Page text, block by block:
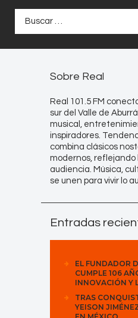
Sobre Real
Real 101.5 FM
sur del Valle de
musical,
inspiradores.
combina clásicos
modernos, reflejando
audiencia. Música,
se unen para vivir lo
Entradas
EL FUNDADOR
CUMPLE 106
INNOVACIÓN Y
TRAS
YEISON